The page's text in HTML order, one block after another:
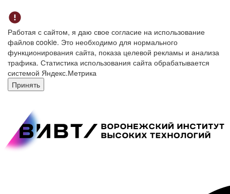
Работая с сайтом, я даю свое согласие на использование
файлов cookie. Это необходимо для нормального
функционирования сайта, показа целевой рекламы и анализа
трафика. Статистика использования сайта обрабатывается
системой Яндекс.Метрика
Принять